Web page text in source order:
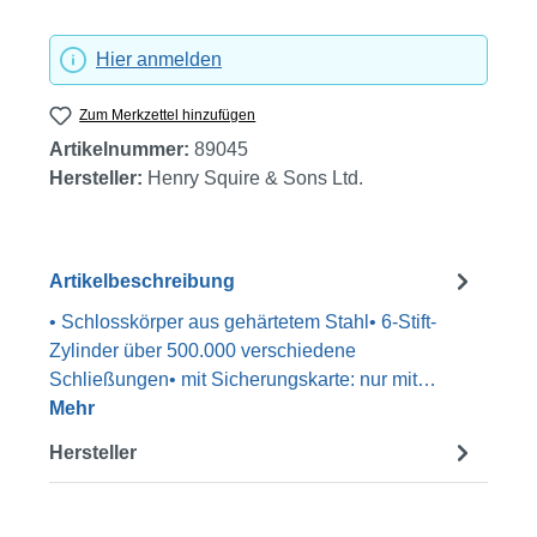
Hier anmelden
Zum Merkzettel hinzufügen
Artikelnummer: 89045
Hersteller: Henry Squire & Sons Ltd.
Artikelbeschreibung
• Schlosskörper aus gehärtetem Stahl• 6-Stift-
Zylinder über 500.000 verschiedene
Schließungen• mit Sicherungskarte: nur mit…
Mehr
Hersteller